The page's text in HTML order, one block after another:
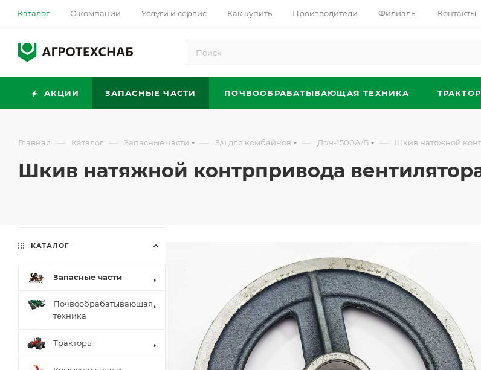
Каталог О компании Услуги и сервис Как купить Производители Филиалы Контакты
АКЦИИ ЗАПАСНЫЕ ЧАСТИ ПОЧВООБРАБАТЫВАЮЩАЯ ТЕХНИКА
Главная — Каталог — Запасные части — З/ч для комбайнов — Дон-1500А/Б — Шкив натяжной
Шкив натяжной контрпривода вентилятора
КАТАЛОГ
Запасные части
Почвообрабатывающая
техника
Тракторы